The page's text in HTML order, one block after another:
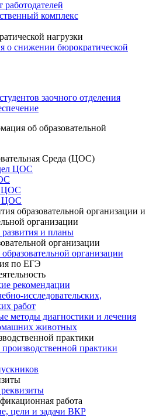
работодателей
комплекс
нагрузки
о снижении бюрократической
заочного отделения
об образовательной
Среда (ЦОС)
ЦОС
ЦОС
ЦОС
образовательной организации и
организации
и планы
организации
организации
по ЕГЭ
рекомендации
исследовательских,
работ
методы диагностики и лечения
животных
практики
практики
работа
цели и задачи ВКР